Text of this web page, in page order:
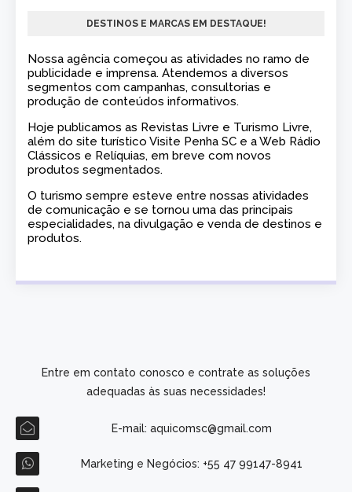
DESTINOS E MARCAS EM DESTAQUE!
Nossa agência começou as atividades no ramo de
publicidade e imprensa. Atendemos a diversos
segmentos com campanhas, consultorias e
produção de conteúdos informativos.
Hoje publicamos as Revistas Livre e Turismo Livre,
além do site turístico Visite Penha SC e a Web Rádio
Clássicos e Relíquias, em breve com novos
produtos segmentados.
O turismo sempre esteve entre nossas atividades
de comunicação e se tornou uma das principais
especialidades, na divulgação e venda de destinos e
produtos.
Entre em contato conosco e contrate as soluções
adequadas às suas necessidades!
E-mail: aquicomsc@gmail.com
Marketing e Negócios: +55 47 99147-8941